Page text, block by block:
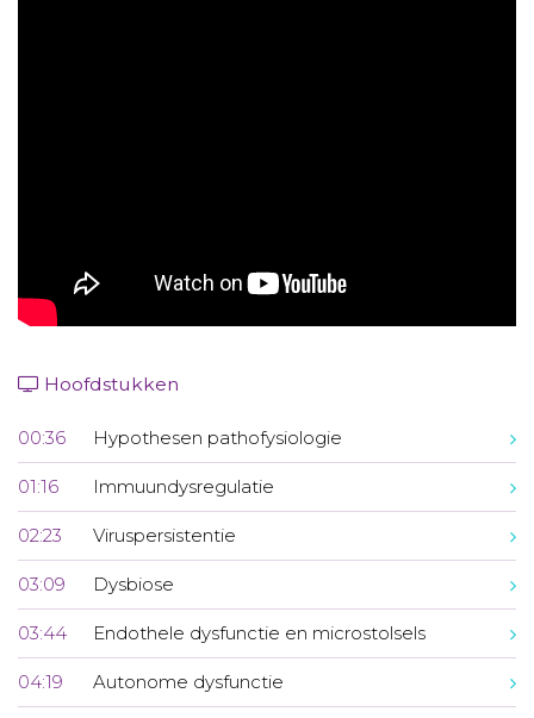
Hoofdstukken
00:36 Hypothesen pathofysiologie
01:16 Immuundysregulatie
02:23 Viruspersistentie
03:09 Dysbiose
03:44 Endothele dysfunctie en microstolsels
04:19 Autonome dysfunctie